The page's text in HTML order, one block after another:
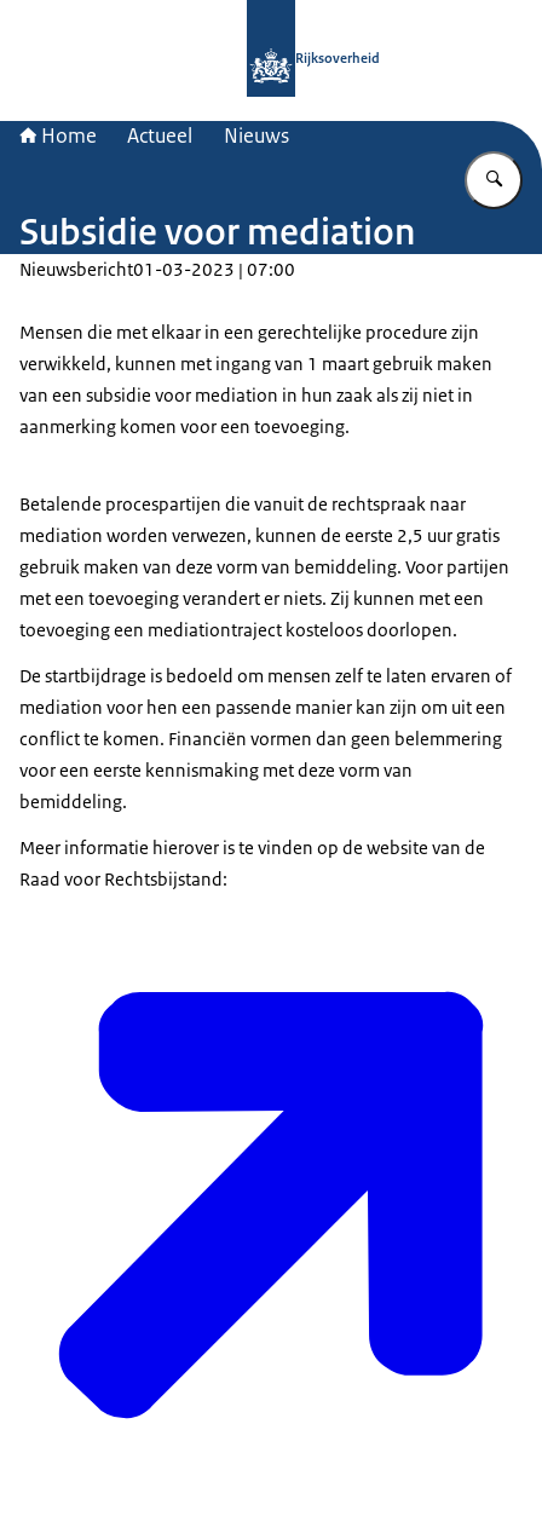
Rijksoverheid
Home Actueel Nieuws
Subsidie voor mediation
Nieuwsbericht01-03-2023 | 07:00
Mensen die met elkaar in een gerechtelijke procedure zijn
verwikkeld, kunnen met ingang van 1 maart gebruik maken
van een subsidie voor mediation in hun zaak als zij niet in
aanmerking komen voor een toevoeging.
Betalende procespartijen die vanuit de rechtspraak naar
mediation worden verwezen, kunnen de eerste 2,5 uur gratis
gebruik maken van deze vorm van bemiddeling. Voor partijen
met een toevoeging verandert er niets. Zij kunnen met een
toevoeging een mediationtraject kosteloos doorlopen.
De startbijdrage is bedoeld om mensen zelf te laten ervaren of
mediation voor hen een passende manier kan zijn om uit een
conflict te komen. Financiën vormen dan geen belemmering
voor een eerste kennismaking met deze vorm van
bemiddeling.
Meer informatie hierover is te vinden op de website van de
Raad voor Rechtsbijstand: